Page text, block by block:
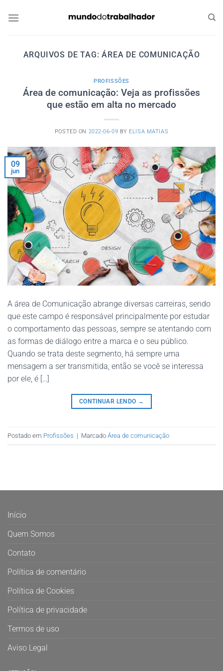
ARQUIVOS DE TAG:ÁREA DE COMUNICAÇÃO
PROFISSÕES
Área de comunicação: Veja as profissões
que estão em alta no mercado
POSTED ON 2022-06-09 BY ELISA MATIAS
09
jun
A área de Comunicação abrange diversas carreiras, sendo
que este campo é responsável principalmente por estudar
o comportamento das pessoas, sempre se atentando com
as formas de diálogo entre a marca e o seu público.
Quando se trata deste segmento, há sempre uma
mensagem a ser transmitida, então se você se interessa
por ele, é […]
CONTINUAR LENDO →
Postado em Profissões | Marcado Área de comunicação
Início
Quem Somos
Contato
Política de comentário
Política de Cookies
Política de privacidade
Termos de uso
Aviso Legal